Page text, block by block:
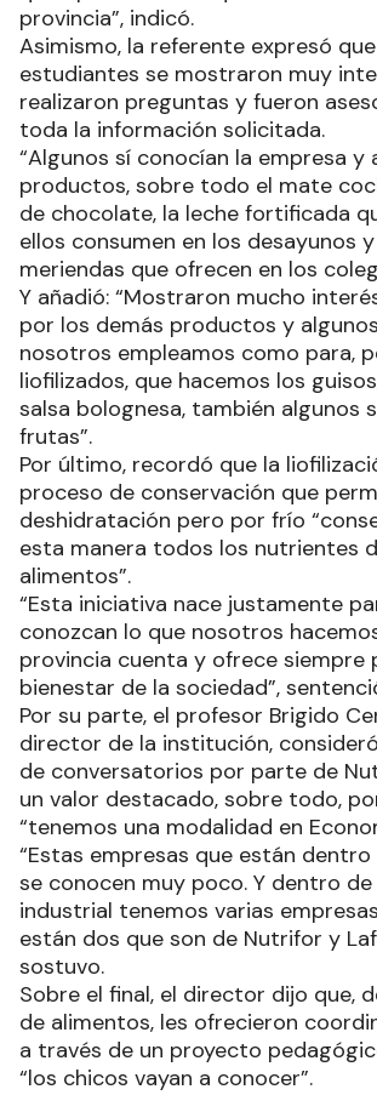
provincia”, indicó.
Asimismo, la referente expresó
estudiantes se mostraron muy
realizaron preguntas y fueron
toda la información solicitada.
“Algunos sí conocían la empresa y
productos, sobre todo el mate
de chocolate, la leche fortificada
ellos consumen en los desayunos
meriendas que ofrecen en los
Y añadió: “Mostraron mucho
por los demás productos y
nosotros empleamos como para,
liofilizados, que hacemos los
salsa bolognesa, también algunos
frutas”.
Por último, recordó que la
proceso de conservación que
deshidratación pero por frío
esta manera todos los nutrientes
alimentos”.
“Esta iniciativa nace justamente
conozcan lo que nosotros
provincia cuenta y ofrece siempre
bienestar de la sociedad”,
Por su parte, el profesor Brigido
director de la institución,
de conversatorios por parte de
un valor destacado, sobre todo,
“tenemos una modalidad en
“Estas empresas que están dentro
se conocen muy poco. Y dentro
industrial tenemos varias
están dos que son de Nutrifor y
sostuvo.
Sobre el final, el director dijo que,
de alimentos, les ofrecieron
a través de un proyecto
“los chicos vayan a conocer”.